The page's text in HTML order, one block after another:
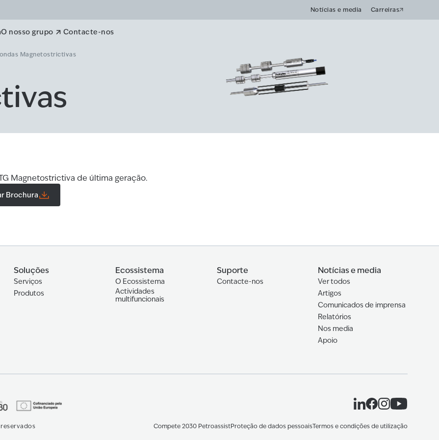
Notícias e media Carreiras
O nosso grupo Contacte-nos
Magnetostrictivas
Magnetostrictiva de última geração.
Brochura
Soluções
Serviços
Produtos
Ecossistema
O Ecossistema
Actividades
multifuncionais
Suporte
Contacte-nos
Notícias e media
Ver todos
Artigos
Comunicados de imprensa
Relatórios
Nos media
Apoio
Compete 2030 PetroassistProteção de dados pessoaisTermos e condições de utilização